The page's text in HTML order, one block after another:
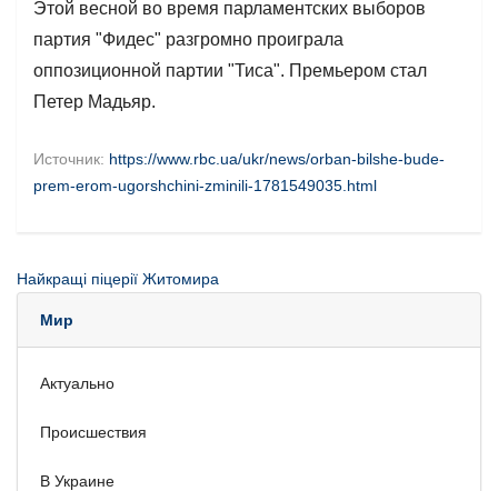
Этой весной во время парламентских выборов
партия "Фидес" разгромно проиграла
оппозиционной партии "Тиса". Премьером стал
Петер Мадьяр.
Источник: https://www.rbc.ua/ukr/news/orban-bilshe-bude-
prem-erom-ugorshchini-zminili-1781549035.html
Найкращі піцерії Житомира
Мир
Актуально
Происшествия
В Украине